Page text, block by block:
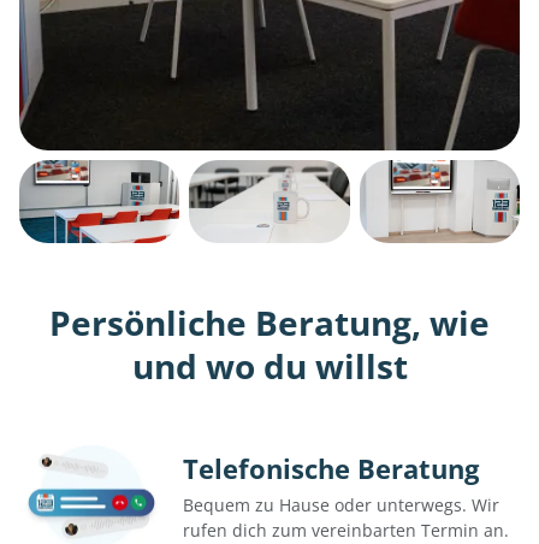
Persönliche Beratung, wie
und wo du willst
Telefonische Beratung
Bequem zu Hause oder unterwegs. Wir
rufen dich zum vereinbarten Termin an.